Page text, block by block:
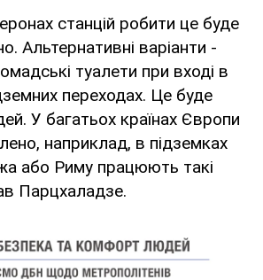
станцій робити це буде
Альтернативні варіанти -
туалети при вході в
переходах. Це буде
У багатьох країнах Європи
наприклад, в підземках
або Риму працюють такі
Парцхаладзе.